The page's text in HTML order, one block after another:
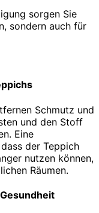
sorgen Sie
sondern auch für
Schmutz und
und den Stoff
Eine
der Teppich
nutzen können,
Räumen.